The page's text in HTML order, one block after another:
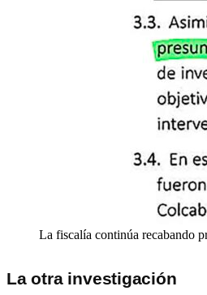
La fiscalía continúa recabando
La otra investigación